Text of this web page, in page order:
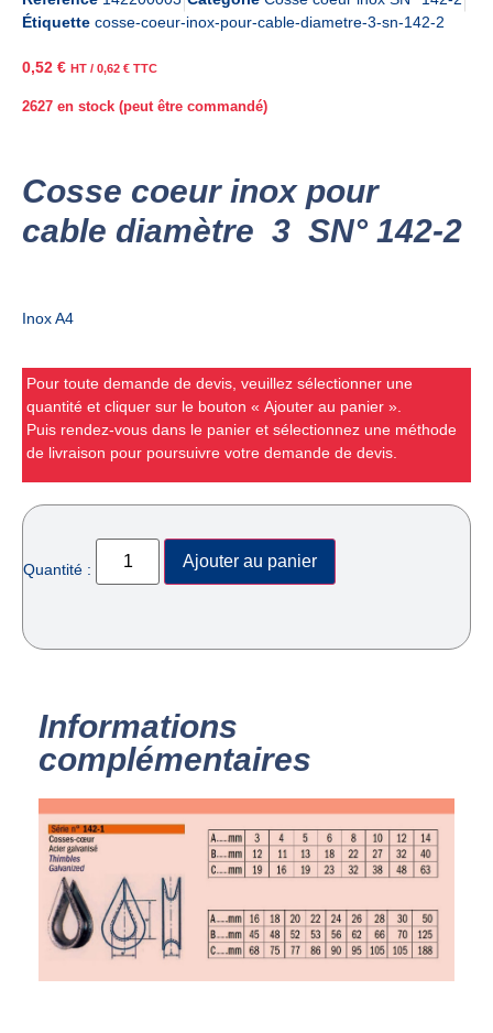
Étiquette cosse-coeur-inox-pour-cable-diametre-3-sn-142-2
0,52 € HT / 0,62 € TTC
2627 en stock (peut être commandé)
Cosse coeur inox pour
cable diamètre 3 SN° 142-2
Inox A4
Pour toute demande de devis, veuillez sélectionner une
quantité et cliquer sur le bouton « Ajouter au panier ».
Puis rendez-vous dans le panier et sélectionnez une méthode
de livraison pour poursuivre votre demande de devis.
Quantité : Ajouter au panier
Informations
complémentaires